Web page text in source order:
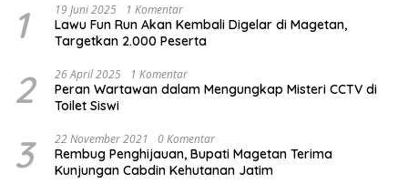
1 19 Juni 2025 1 Komentar
Lawu Fun Run Akan Kembali Digelar di Magetan,
Targetkan 2.000 Peserta
2 26 April 2025 1 Komentar
Peran Wartawan dalam Mengungkap Misteri CCTV di
Toilet Siswi
3 22 November 2021 0 Komentar
Rembug Penghijauan, Bupati Magetan Terima
Kunjungan Cabdin Kehutanan Jatim